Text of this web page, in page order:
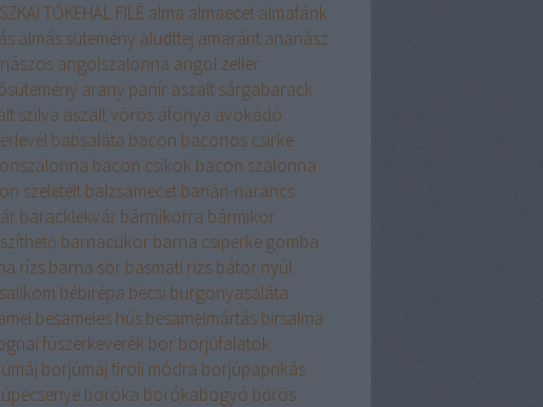
TŐKEHAL FILÉ alma almaecet almafánk
almás sütemény aludttej amaránt ananász
angolszalonna angol zeller
arany panír aszalt sárgabarack
szilva aszalt vörös áfonya avokádó
babsaláta bacon baconos csirke
bacon csikok bacon szalonna
szeletelt balzsamecet banán-narancs
baracklekvár bármikorra bármikor
barnacukor barna csiperke gomba
rízs barna sör basmati rizs bátor nyúl
bébirépa bécsi burgonyasaláta
besameles hús besamelmártás birsalma
fúszerkeverék bor borjúfalatok
borjúmáj tiroli módra borjúpaprikás
boróka borókabogyó bőrös